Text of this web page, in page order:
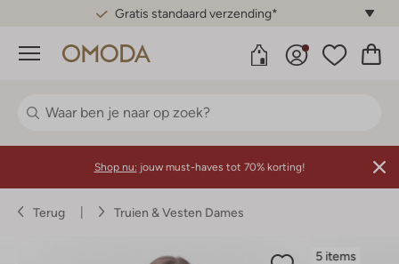
Gratis standaard verzending*
Menu
Shop nu: jouw must-haves tot 70% korting!
Terug Truien & Vesten Dames
5 items